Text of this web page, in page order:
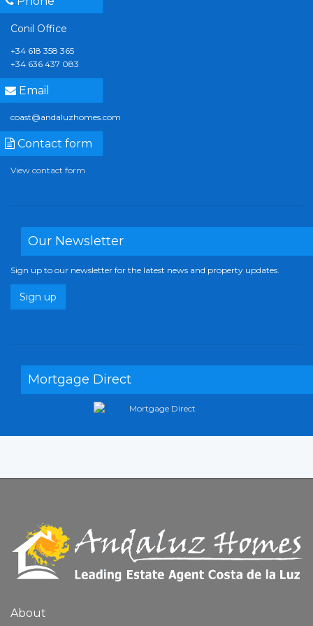
Conil Office
+34 618 358 365
+34 636 437 083
Email
coast@andaluzhomes.com
Contact form
View contact form
Our Newsletter
Sign up to our newsletter for the latest news and property updates.
Sign up
Mortgage Direct
About